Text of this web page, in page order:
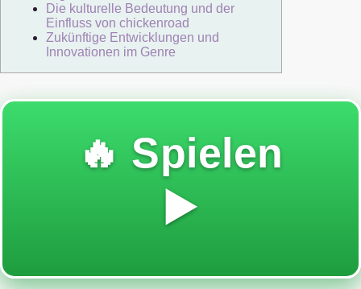
Die kulturelle Bedeutung und der
Einfluss von chickenroad
Zukünftige Entwicklungen und
Innovationen im Genre
🔥 Spielen
▶️